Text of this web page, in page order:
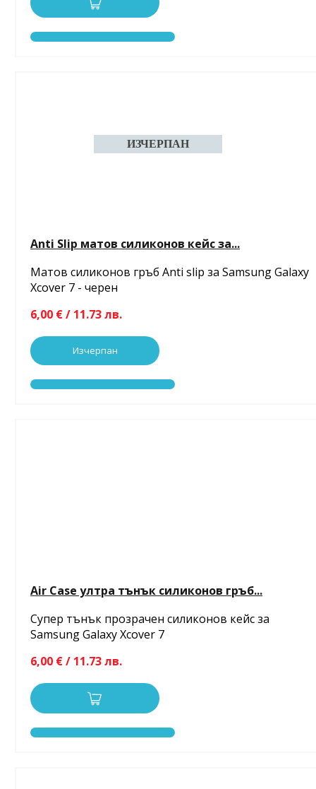
Anti Slip матов силиконов кейс за...
Матов силиконов гръб Anti slip за Samsung Galaxy
Xcover 7 - черен
6,00 € / 11.73 лв.
Изчерпан
Air Case ултра тънък силиконов гръб...
Супер тънък прозрачен силиконов кейс за
Samsung Galaxy Xcover 7
6,00 € / 11.73 лв.